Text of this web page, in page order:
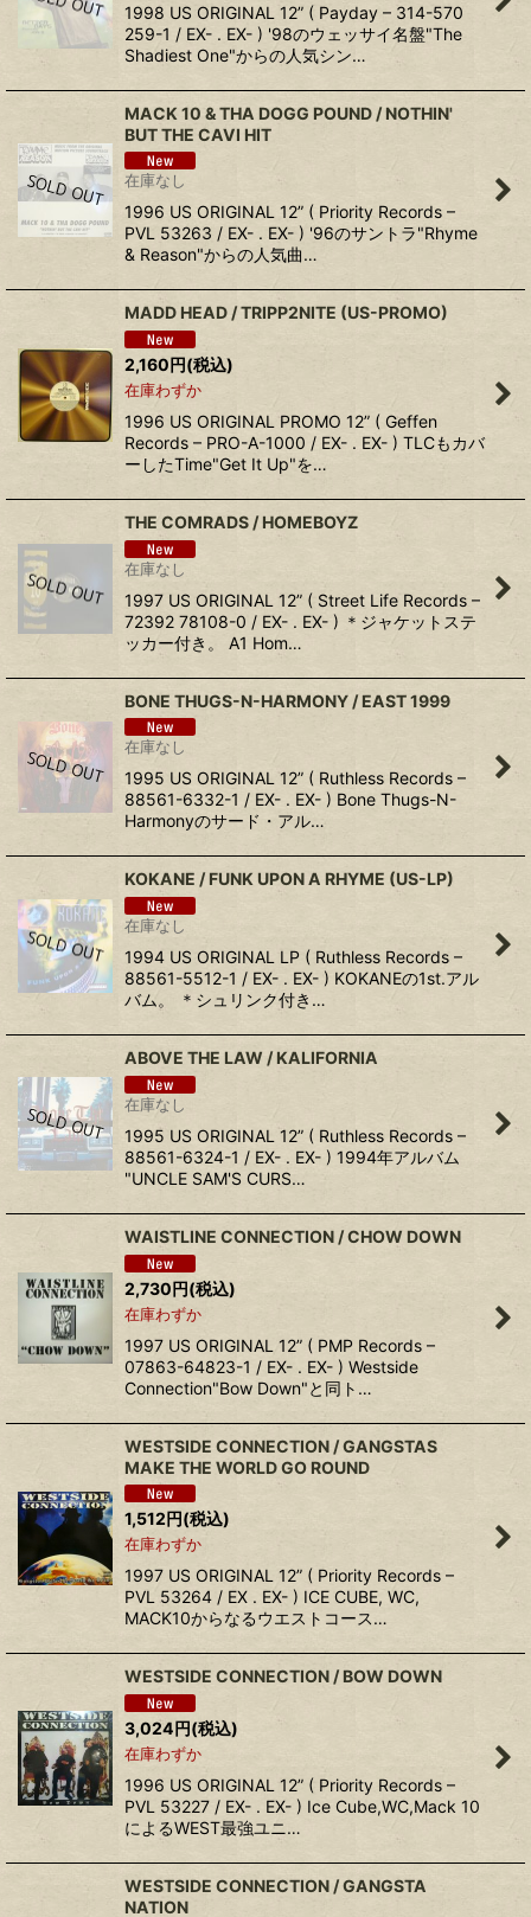
1998 US ORIGINAL 12” ( Payday ‎– 314-570
259-1 / EX- . EX- ) '98のウェッサイ名盤"The
Shadiest One"からの人気シン…
MACK 10 & THA DOGG POUND ‎/ NOTHIN'
BUT THE CAVI HIT
在庫なし
1996 US ORIGINAL 12” ( Priority Records ‎–
PVL 53263 / EX- . EX- ) '96のサントラ"Rhyme
& Reason"からの人気曲…
MADD HEAD ‎/ TRIPP2NITE (US-PROMO)
2,160円(税込)
在庫わずか
1996 US ORIGINAL PROMO 12” ( Geffen
Records ‎– PRO-A-1000 / EX- . EX- ) TLCもカバ
ーしたTime"Get It Up"を…
THE COMRADS ‎/ HOMEBOYZ
在庫なし
1997 US ORIGINAL 12” ( Street Life Records –
72392 78108-0 / EX- . EX- ) ＊ジャケットステ
ッカー付き。 A1 Hom…
BONE THUGS-N-HARMONY ‎/ EAST 1999
在庫なし
1995 US ORIGINAL 12” ( Ruthless Records ‎–
88561-6332-1 / EX- . EX- ) Bone Thugs-N-
Harmonyのサード・アル…
KOKANE ‎/ FUNK UPON A RHYME (US-LP)
在庫なし
1994 US ORIGINAL LP ( Ruthless Records ‎–
88561-5512-1 / EX- . EX- ) KOKANEの1st.アル
バム。 ＊シュリンク付き…
ABOVE THE LAW ‎/ KALIFORNIA
在庫なし
1995 US ORIGINAL 12” ( Ruthless Records ‎–
88561-6324-1 / EX- . EX- ) 1994年アルバム
"UNCLE SAM'S CURS…
WAISTLINE CONNECTION ‎/ CHOW DOWN
2,730円(税込)
在庫わずか
1997 US ORIGINAL 12” ( PMP Records –
07863-64823-1 / EX- . EX- ) Westside
Connection"Bow Down"と同ト…
WESTSIDE CONNECTION ‎/ GANGSTAS
MAKE THE WORLD GO ROUND
1,512円(税込)
在庫わずか
1997 US ORIGINAL 12” ( Priority Records ‎–
PVL 53264 / EX . EX- ) ICE CUBE, WC,
MACK10からなるウエストコース…
WESTSIDE CONNECTION ‎/ BOW DOWN
3,024円(税込)
在庫わずか
1996 US ORIGINAL 12” ( Priority Records ‎–
PVL 53227 / EX- . EX- ) Ice Cube,WC,Mack 10
によるWEST最強ユニ…
WESTSIDE CONNECTION ‎/ GANGSTA
NATION